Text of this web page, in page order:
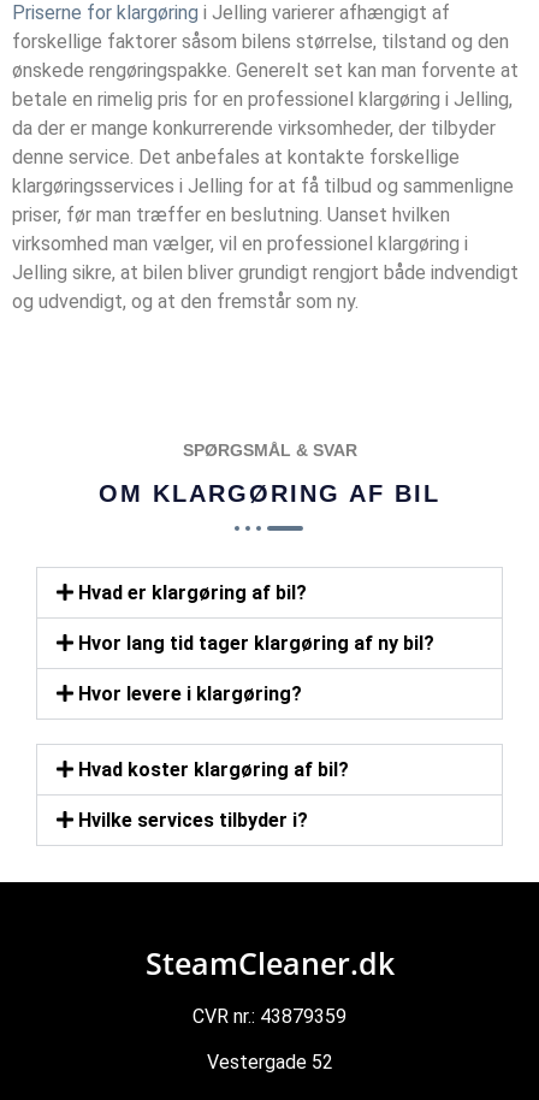
Priserne for klargøring i Jelling‎ varierer afhængigt af
forskellige faktorer såsom bilens størrelse, tilstand og den
ønskede rengøringspakke. Generelt set kan man forvente at
betale en rimelig pris for en professionel klargøring i Jelling‎,
da der er mange konkurrerende virksomheder, der tilbyder
denne service. Det anbefales at kontakte forskellige
klargøringsservices i Jelling‎ for at få tilbud og sammenligne
priser, før man træffer en beslutning. Uanset hvilken
virksomhed man vælger, vil en professionel klargøring i
Jelling‎ sikre, at bilen bliver grundigt rengjort både indvendigt
og udvendigt, og at den fremstår som ny.
SPØRGSMÅL & SVAR
OM KLARGØRING AF BIL
Hvad er klargøring af bil?
Hvor lang tid tager klargøring af ny bil?
Hvor levere i klargøring?
Hvad koster klargøring af bil?
Hvilke services tilbyder i?
SteamCleaner.dk
CVR nr.: 43879359
Vestergade 52